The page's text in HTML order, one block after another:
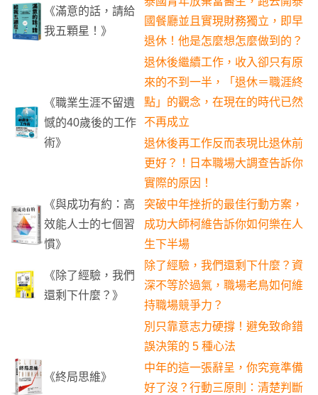
《滿意的話，請給
我五顆星！》
國餐廳並且實現財務獨立，即早
退休！他是怎麼想怎麼做到的？
《職業生涯不留遺
憾的40歲後的工作
術》
退休後繼續工作，收入卻只有原
來的不到一半，「退休＝職涯終
點」的觀念，在現在的時代已然
不再成立
退休後再工作反而表現比退休前
更好？！日本職場大調查告訴你
實際的原因！
《與成功有約：高
效能人士的七個習
慣》
突破中年挫折的最佳行動方案，
成功大師柯維告訴你如何樂在人
生下半場
《除了經驗，我們
還剩下什麼？》
除了經驗，我們還剩下什麼？資
深不等於過氣，職場老鳥如何維
持職場競爭力？
《終局思維》
別只靠意志力硬撐！避免致命錯
誤決策的 5 種心法
中年的這一張辭呈，你究竟準備
好了沒？行動三原則：清楚判斷